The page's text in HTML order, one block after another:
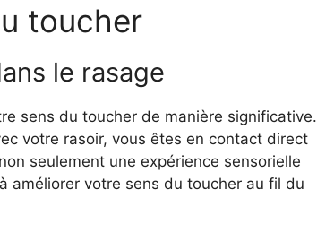
toucher
le rasage
sens du toucher de manière significative.
votre rasoir, vous êtes en contact direct
seulement une expérience sensorielle
améliorer votre sens du toucher au fil du